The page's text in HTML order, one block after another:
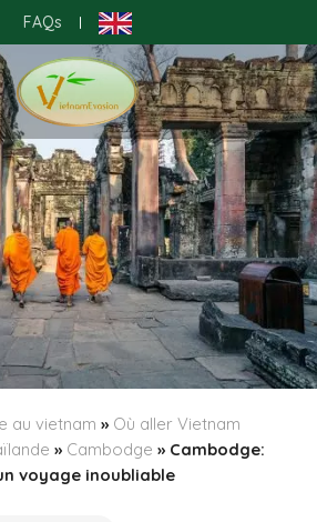
FAQs |
au vietnam » Où aller Vietnam
» Cambodge » Cambodge:
voyage inoubliable